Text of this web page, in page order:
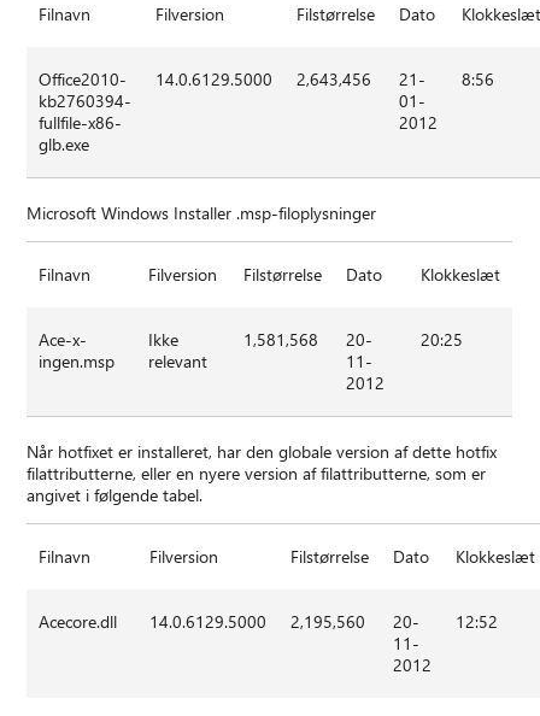
Filnavn Filversion Filstørrelse Dato
Office2010-
kb2760394-
fullfile-x86-
glb.exe
14.0.6129.5000 2,643,456
21-
01-
2012
8:56
Microsoft Windows Installer .msp-filoplysninger
Filnavn Filversion Filstørrelse Dato Klokkeslæt
Ace-x-
ingen.msp
Ikke
relevant
1,581,568
20-
11-
2012
20:25
Når hotfixet er installeret, har den globale version af dette hotfix
filattributterne, eller en nyere version af filattributterne, som er
angivet i følgende tabel.
Filnavn Filversion Filstørrelse Dato Klokkeslæt
Acecore.dll 14.0.6129.5000 2,195,560
20-
11-
2012
12:52